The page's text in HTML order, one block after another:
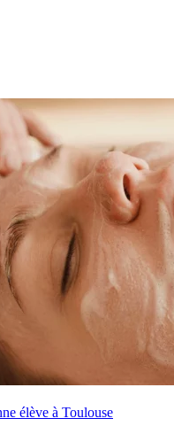
élève à Toulouse